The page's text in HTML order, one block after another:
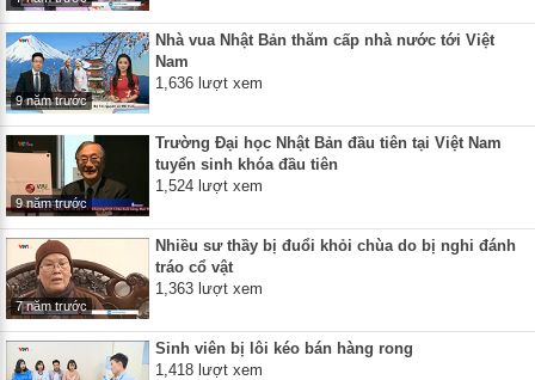
9 năm trước
Nhà vua Nhật Bản thăm cấp nhà nước tới Việt
Nam
1,636 lượt xem
9 năm trước
Trường Đại học Nhật Bản đầu tiên tại Việt Nam
tuyển sinh khóa đầu tiên
1,524 lượt xem
7 năm trước
Nhiều sư thầy bị đuổi khỏi chùa do bị nghi đánh
tráo cổ vật
1,363 lượt xem
Sinh viên bị lôi kéo bán hàng rong
1,418 lượt xem